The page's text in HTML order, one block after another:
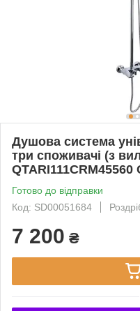
Душова система
три споживачі (з
QTARI111CRM45560
Готово до відправки
Код: SD00051684
7 200 ₴